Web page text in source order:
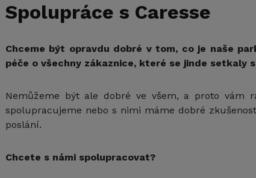
Spolupráce s Caresse
Chceme být opravdu dobré v tom, co je naše
péče o všechny zákaznice, které se jinde setkaly
Nemůžeme být ale dobré ve všem, a proto vám
spolupracujeme nebo s nimi máme dobré
poslání.
Chcete s námi spolupracovat?